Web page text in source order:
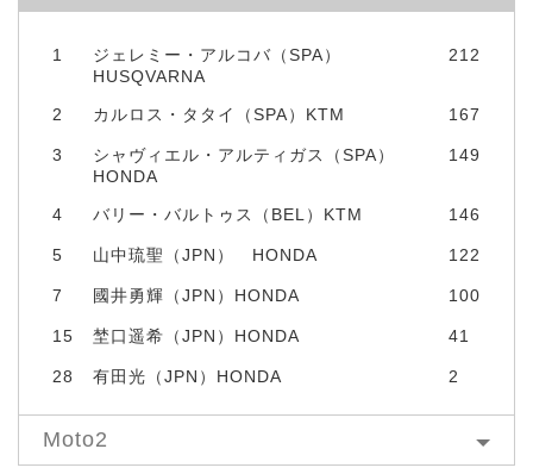
1
ジェレミー・アルコバ（SPA）
HUSQVARNA
212
2 カルロス・タタイ（SPA）KTM 167
3
シャヴィエル・アルティガス（SPA）
HONDA
149
4 バリー・バルトゥス（BEL）KTM 146
5 山中琉聖（JPN） HONDA 122
7 國井勇輝（JPN）HONDA 100
15 埜口遥希（JPN）HONDA 41
28 有田光（JPN）HONDA 2
Moto2